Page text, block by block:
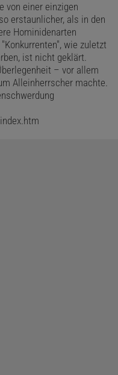
von einer einzigen
erstaunlicher, als in den
Hominidenarten
wie zuletzt
ist nicht geklärt.
– vor allem
Alleinherrscher machte.